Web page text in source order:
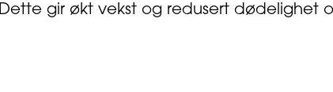
gir økt vekst og redusert dødelighet